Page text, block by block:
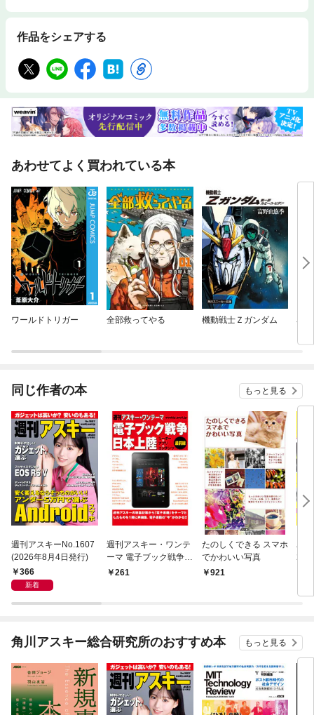
作品をシェアする
あわせてよく買われている本
ワールドトリガー 全部救ってやる 機動戦士Ｚガンダム 名
同じ作者の本 もっと見る
週刊アスキーNo.1607
(2026年8月4日発行)
366
新着
週刊アスキー・ワンテ
ーマ 電子ブック戦争日
本上陸 リーダー×アプ
261
たのしくできる スマホ
でかわいい写真
921
パ
角川アスキー総合研究所のおすすめ本 もっと見る